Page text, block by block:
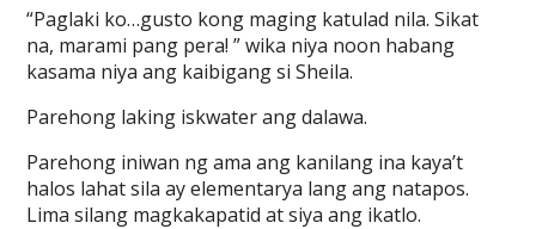
“Paglaki ko…gusto kong maging katulad nila. Sikat
na, marami pang pera! ” wika niya noon habang
kasama niya ang kaibigang si Sheila.
Parehong laking iskwater ang dalawa.
Parehong iniwan ng ama ang kanilang ina kaya’t
halos lahat sila ay elementarya lang ang natapos.
Lima silang magkakapatid at siya ang ikatlo.